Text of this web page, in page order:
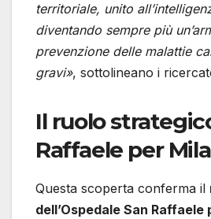
territoriale, unito
diventando sempre più
prevenzione delle malattie
gravi», sottolineano i
Il ruolo
Raffaele per
Questa scoperta conferma il
dell’Ospedale San